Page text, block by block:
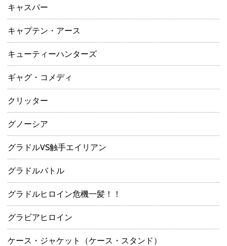
キャスパー
キャプテン・アース
キューティーハンターズ
ギャグ・コメディ
クリッター
グノーシア
グラドルVS触手エイリアン
グラドルバトル
グラドルヒロイン危機一髪！！
グラビアヒロイン
ケース・ジャケット（ケース・スタンド）